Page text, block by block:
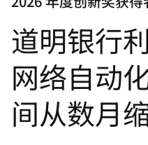
道明银行
网络自动
间从数月